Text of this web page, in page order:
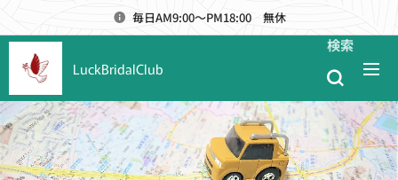
毎日AM9:00～PM18:00 無休
LuckBridalClub
検索